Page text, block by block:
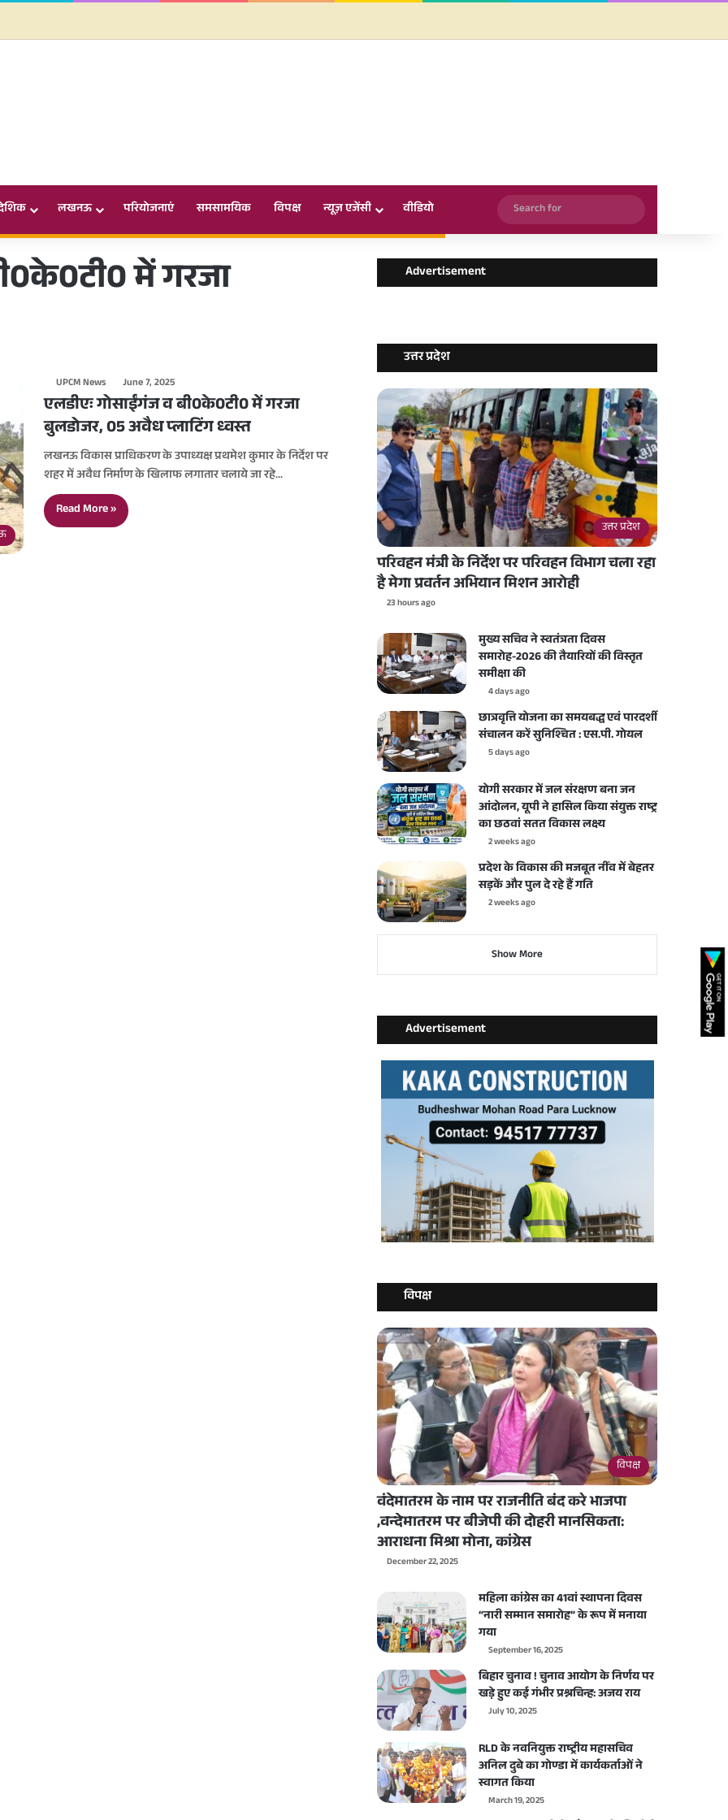
लखनऊ परियोजनाएं समसामयिक विपक्ष न्यूज़ एजेंसी वीडियो
Search
for
में गरजा
UPCM News June 7, 2025
एलडीएः गोसाईंगंज व बी0के0टी0 में गरजा
बुलडोजर, 05 अवैध प्लाटिंग ध्वस्त
लखनऊ विकास प्राधिकरण के उपाध्यक्ष प्रथमेश कुमार के निर्देश पर
शहर में अवैध निर्माण के खिलाफ लगातार चलाये जा रहे…
Read More »
Advertisement
उत्तर प्रदेश
उत्तर प्रदेश
परिवहन मंत्री के निर्देश पर परिवहन विभाग चला रहा
है मेगा प्रवर्तन अभियान मिशन आरोही
23 hours ago
मुख्य सचिव ने स्वतंत्रता दिवस
समारोह-2026 की तैयारियों की विस्तृत
समीक्षा की
4 days ago
छात्रवृत्ति योजना का समयबद्ध एवं पारदर्शी
संचालन करें सुनिश्चित : एस.पी. गोयल
5 days ago
योगी सरकार में जल संरक्षण बना जन
आंदोलन, यूपी ने हासिल किया संयुक्त राष्ट्र
का छठवां सतत विकास लक्ष्य
2 weeks ago
प्रदेश के विकास की मजबूत नींव में बेहतर
सड़कें और पुल दे रहे हैं गति
2 weeks ago
Show More
Advertisement
विपक्ष
विपक्ष
वंदेमातरम के नाम पर राजनीति बंद करे भाजपा
,वन्देमातरम पर बीजेपी की दोहरी मानसिकता:
आराधना मिश्रा मोना, कांग्रेस
December 22, 2025
महिला कांग्रेस का 41वां स्थापना दिवस
“नारी सम्मान समारोह” के रूप में मनाया
गया
September 16, 2025
बिहार चुनाव ! चुनाव आयोग के निर्णय पर
खड़े हुए कई गंभीर प्रश्नचिन्ह: अजय राय
July 10, 2025
RLD के नवनियुक्त राष्ट्रीय महासचिव
अनिल दुबे का गोण्डा में कार्यकर्ताओं ने
स्वागत किया
March 19, 2025